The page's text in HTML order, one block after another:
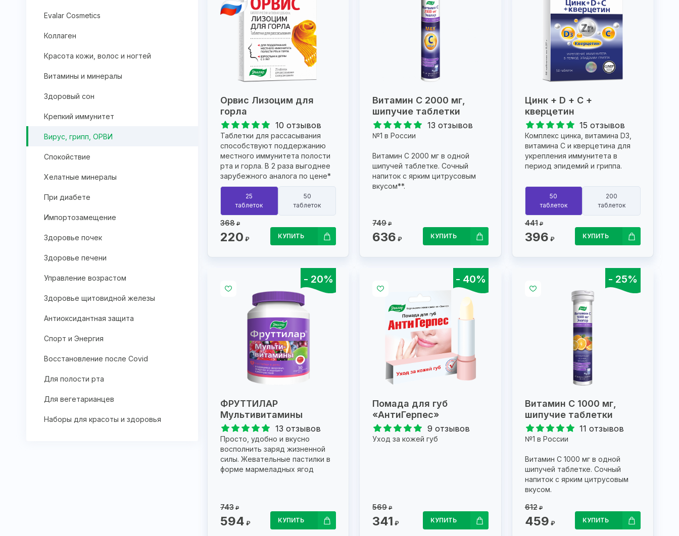
Evalar Cosmetics
Коллаген
Красота кожи, волос и ногтей
Витамины и минералы
Здоровый сон
Крепкий иммунитет
Вирус, грипп, ОРВИ
Спокойствие
Хелатные минералы
При диабете
Импортозамещение
Здоровье почек
Здоровье печени
Управление возрастом
Здоровье щитовидной железы
Антиоксидантная защита
Спорт и Энергия
Восстановление после Covid
Для полости рта
Для вегетарианцев
Наборы для красоты и здоровья
Орвис Лизоцим для
горла
10 отзывов
Таблетки для рассасывания
способствуют поддержанию
местного иммунитета полости
рта и горла. В 2 раза выгоднее
зарубежного аналога по цене*
25
таблеток
50
таблеток
368 ₽
220 ₽ КУПИТЬ
Витамин С 2000 мг,
шипучие таблетки
13 отзывов
№1 в России
Витамин С 2000 мг в одной
шипучей таблетке. Сочный
напиток с ярким цитрусовым
вкусом**.
749 ₽
636 ₽ КУПИТЬ
Цинк + D + С +
кверцетин
15 отзывов
Комплекс цинка, витамина D3,
витамина С и кверцетина для
укрепления иммунитета в
период эпидемий и гриппа.
50
таблеток
200
таблеток
441 ₽
396 ₽ КУПИТЬ
- 20%
ФРУТТИЛАР
Мультивитамины
13 отзывов
Просто, удобно и вкусно
восполнить заряд жизненной
силы. Жевательные пастилки в
форме мармеладных ягод
743 ₽
594 ₽ КУПИТЬ
- 40%
Помада для губ
«АнтиГерпес»
9 отзывов
Уход за кожей губ
569 ₽
341 ₽ КУПИТЬ
- 25%
Витамин С 1000 мг,
шипучие таблетки
11 отзывов
№1 в России
Витамин С 1000 мг в одной
шипучей таблетке. Сочный
напиток с ярким цитрусовым
вкусом.
612 ₽
459 ₽ КУПИТЬ